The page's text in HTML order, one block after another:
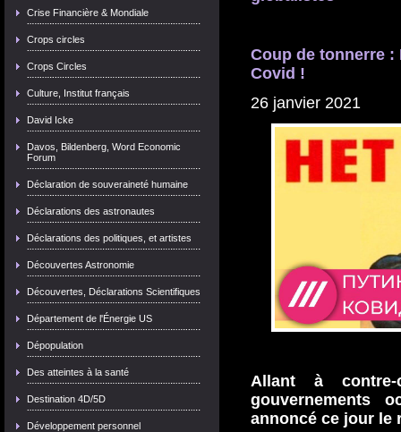
Crise Financière & Mondiale
Crops circles
Crops Circles
Culture, Institut français
David Icke
Davos, Bildenberg, Word Economic
Forum
Déclaration de souveraineté humaine
Déclarations des astronautes
Déclarations des politiques, et artistes
Découvertes Astronomie
Découvertes, Déclarations Scientifiques
Département de l'Énergie US
Dépopulation
Des atteintes à la santé
Destination 4D/5D
Développement personnel
Coup de tonnerre
Covid !
26 janvier 2021
Allant à
gouvernements
annoncé ce jour le